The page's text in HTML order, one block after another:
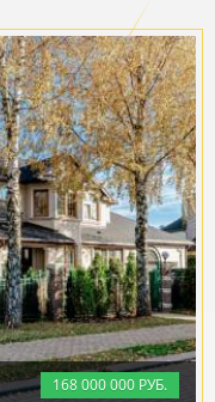
168000000 РУБ.